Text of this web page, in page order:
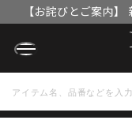
【お詫びとご案内
OFFクー